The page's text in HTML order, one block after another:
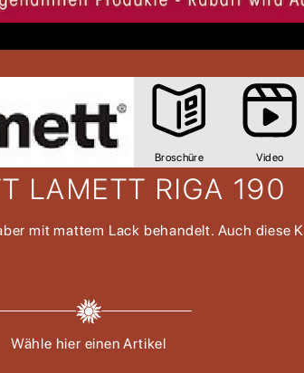
Broschüre Video
LAMETT RIGA 190
mit mattem Lack behandelt. Auch diese
Wähle hier einen Artikel